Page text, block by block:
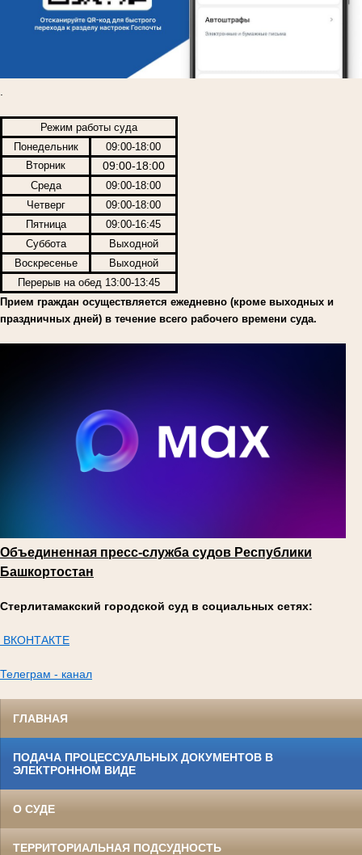
Режим работы суда
Понедельник
09:00-18:00
Вторник
09:00-18:00
Среда
09:00-18:00
Четверг
09:00-18:00
Пятница
09:00-16:45
Суббота
Выходной
Воскресенье
Выходной
Перерыв на обед 13:00-13:45
Прием граждан осуществляется ежедневно (кроме выходных и
праздничных дней) в течение всего рабочего времени суда.
Объединенная пресс-служба судов Республики
Башкортостан
Стерлитамакский городской суд в социальных сетях:
ВКОНТАКТЕ
Телеграм - канал
ГЛАВНАЯ
ПОДАЧА ПРОЦЕССУАЛЬНЫХ ДОКУМЕНТОВ В
ЭЛЕКТРОННОМ ВИДЕ
О СУДЕ
ТЕРРИТОРИАЛЬНАЯ ПОДСУДНОСТЬ